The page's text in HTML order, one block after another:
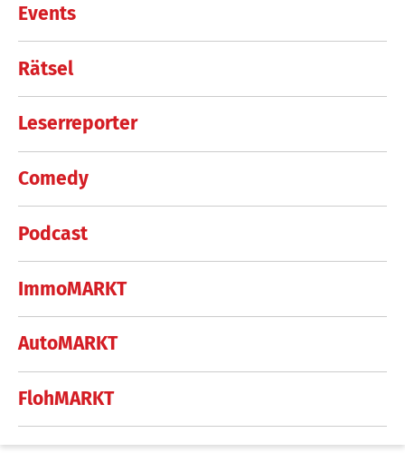
Events
Rätsel
Leserreporter
Comedy
Podcast
ImmoMARKT
AutoMARKT
FlohMARKT